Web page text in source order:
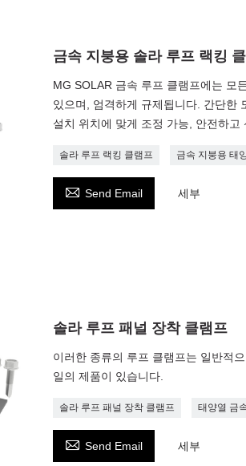
금속 지붕용 솔라 루프 랙킹
MG SOLAR 금속 루프 클램프에는 모
있으며, 엄격하게 규제됩니다. 간단한
설치 위치에 맞게 조정 가능, 안전하
솔라 루프 랙킹 클램프 금속 지붕용 태
 Send Email 세부
솔라 루프 패널 장착 클램프
이러한 종류의 루프 클램프는 일반적
일의 제품이 있습니다.
솔라 루프 패널 장착 클램프 태양열 금
 Send Email 세부